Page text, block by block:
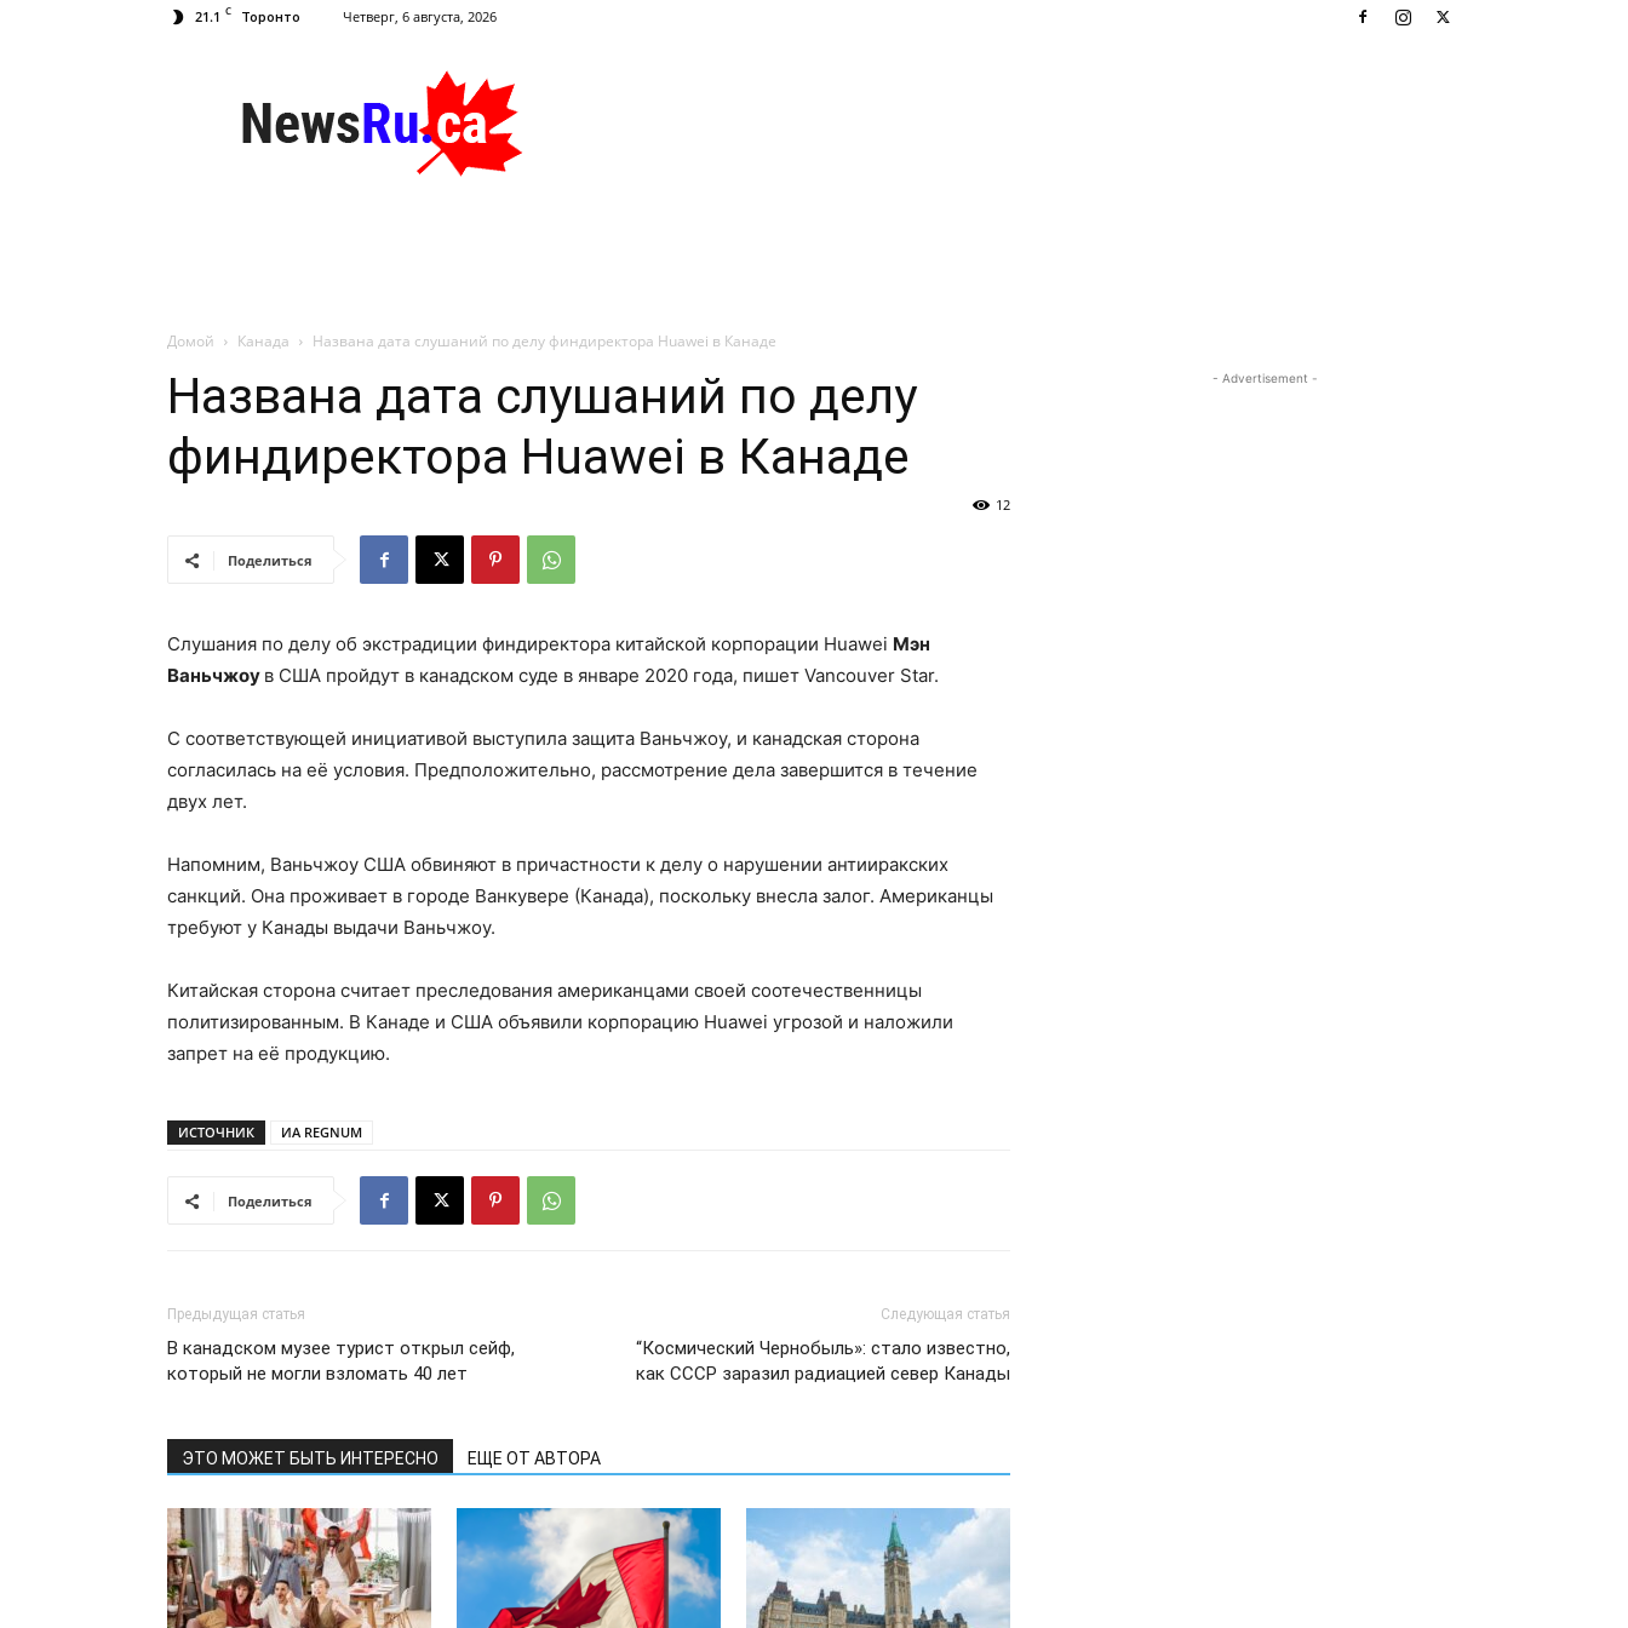
21.1 C Торонто Четверг, 6 августа, 2026
NewsRu.Ca
Домой Канада Названа дата слушаний по делу финдиректора Huawei в Канаде
Названа дата слушаний по делу
финдиректора Huawei в Канаде
12
Поделиться
Слушания по делу об экстрадиции финдиректора китайской корпорации Huawei Мэн
Ваньчжоу в США пройдут в канадском суде в январе 2020 года, пишет Vancouver Star.
С соответствующей инициативой выступила защита Ваньчжоу, и канадская сторона
согласилась на её условия. Предположительно, рассмотрение дела завершится в течение
двух лет.
Напомним, Ваньчжоу США обвиняют в причастности к делу о нарушении антииракских
санкций. Она проживает в городе Ванкувере (Канада), поскольку внесла залог. Американцы
требуют у Канады выдачи Ваньчжоу.
Китайская сторона считает преследования американцами своей соотечественницы
политизированным. В Канаде и США объявили корпорацию Huawei угрозой и наложили
запрет на её продукцию.
ИСТОЧНИК ИА REGNUM
Поделиться
Предыдущая статья
В канадском музее турист открыл сейф,
который не могли взломать 40 лет
Следующая статья
“Космический Чернобыль»: стало известно,
как СССР заразил радиацией север Канады
ЭТО МОЖЕТ БЫТЬ ИНТЕРЕСНО ЕЩЕ ОТ АВТОРА
- Advertisement -